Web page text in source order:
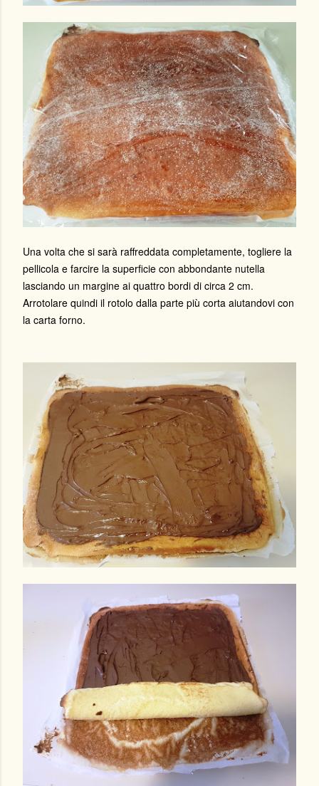
Una volta che si sarà raffreddata completamente, togliere la
pellicola e farcire la superficie con abbondante nutella
lasciando un margine ai quattro bordi di circa 2 cm.
Arrotolare quindi il rotolo dalla parte più corta aiutandovi con
la carta forno.